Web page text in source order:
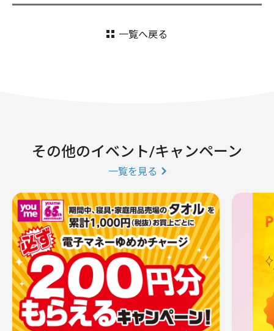
一覧へ戻る
その他のイベント/キャンペーン
一覧を見る